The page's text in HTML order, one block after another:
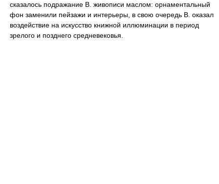
сказалось подражание В. живописи маслом: орнаментальный
фон заменили пейзажи и интерьеры, в свою очередь В. оказал
воздействие на искусство книжной иллюминации в период
зрелого и позднего средневековья.